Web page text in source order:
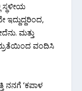
ಸ್ಥಳೀಯ
ಮತ್ತು
ವಂದಿಸಿ
ನನಗೆ ‘ಕಪಾಳ